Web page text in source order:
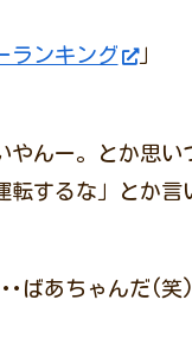
ランキング 」
んー。とか思い
転するな」とか
･･ばあちゃんだ(笑)